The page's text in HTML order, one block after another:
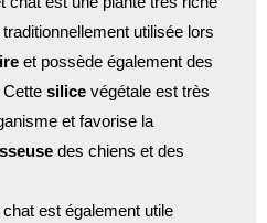
traditionnellement utilisée lors
et possède également des
Cette silicevégétale est très
et favorise la
des chiens et des
chat est également utile